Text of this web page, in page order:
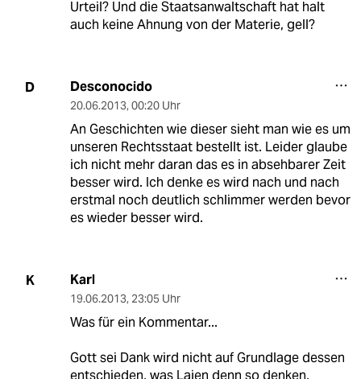
Urteil? Und die Staatsanwaltschaft hat halt
auch keine Ahnung von der Materie, gell?
D Desconocido
20.06.2013, 00:20 Uhr
An Geschichten wie dieser sieht man wie es um
unseren Rechtsstaat bestellt ist. Leider glaube
ich nicht mehr daran das es in absehbarer Zeit
besser wird. Ich denke es wird nach und nach
erstmal noch deutlich schlimmer werden bevor
es wieder besser wird.
K Karl
19.06.2013, 23:05 Uhr
Was für ein Kommentar...
Gott sei Dank wird nicht auf Grundlage dessen
entschieden, was Laien denn so denken,